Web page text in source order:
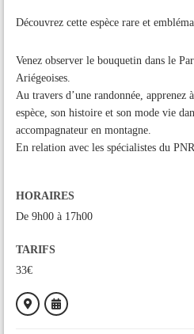
Découvrez cette espèce rare et
Venez observer le bouquetin dans le
Ariégeoises.
Au travers d’une randonnée, apprenez
espèce, son histoire et son mode vie
accompagnateur en montagne.
En relation avec les spécialistes du
HORAIRES
De 9h00 à 17h00
TARIFS
33€